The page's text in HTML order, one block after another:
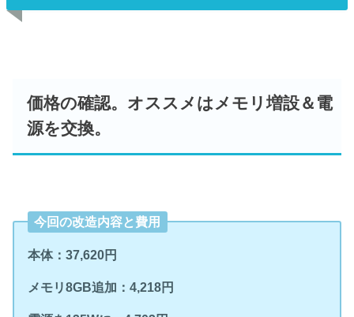
価格の確認。オススメはメモリ増設＆電
源を交換。
今回の改造内容と費用
本体：37,620円
メモリ8GB追加：4,218円